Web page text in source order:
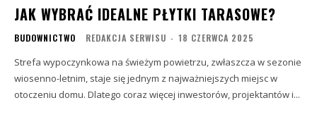
JAK WYBRAĆ IDEALNE PŁYTKI TARASOWE?
BUDOWNICTWO REDAKCJA SERWISU - 18 CZERWCA 2025
Strefa wypoczynkowa na świeżym powietrzu, zwłaszcza w sezonie
wiosenno-letnim, staje się jednym z najważniejszych miejsc w
otoczeniu domu. Dlatego coraz więcej inwestorów, projektantów i...